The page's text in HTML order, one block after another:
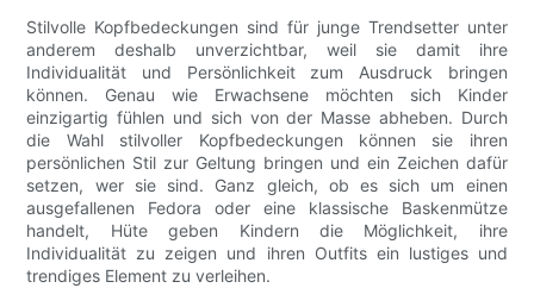
Stilvolle Kopfbedeckungen sind für junge Trendsetter unter
anderem deshalb unverzichtbar, weil sie damit ihre
Individualität und Persönlichkeit zum Ausdruck bringen
können. Genau wie Erwachsene möchten sich Kinder
einzigartig fühlen und sich von der Masse abheben. Durch
die Wahl stilvoller Kopfbedeckungen können sie ihren
persönlichen Stil zur Geltung bringen und ein Zeichen dafür
setzen, wer sie sind. Ganz gleich, ob es sich um einen
ausgefallenen Fedora oder eine klassische Baskenmütze
handelt, Hüte geben Kindern die Möglichkeit, ihre
Individualität zu zeigen und ihren Outfits ein lustiges und
trendiges Element zu verleihen.